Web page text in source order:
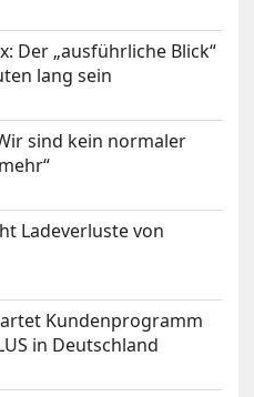
Der „ausführliche Blick“
lang sein
sind kein normaler
Ladeverluste von
Kundenprogramm
in Deutschland